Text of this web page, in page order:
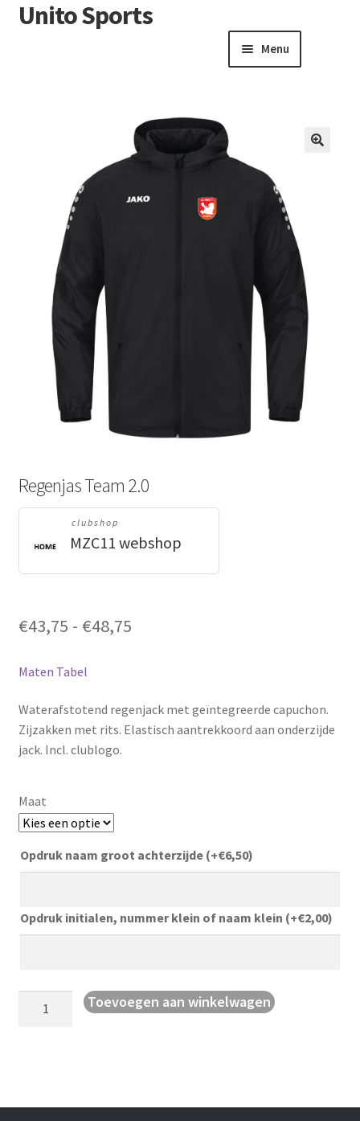
Unito Sports
Menu
Algemene voorwaarden
Regenjas Team 2.0
clubshop
MZC11 webshop
€43,75 - €48,75Prijsklasse:
Maten Tabel
Waterafstotend regenjack met geïntegreerde capuchon.
Zijzakken met rits. Elastisch aantrekkoord aan onderzijde
jack. Incl. clublogo.
Maat
Opdruk naam groot achterzijde (+€6,50)
Opdruk initialen, nummer klein of naam klein (+€2,00)
Toevoegen aan winkelwagen